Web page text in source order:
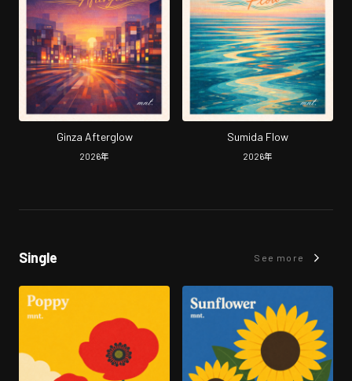
Ginza Afterglow
2026年
Sumida Flow
2026年
Single See more